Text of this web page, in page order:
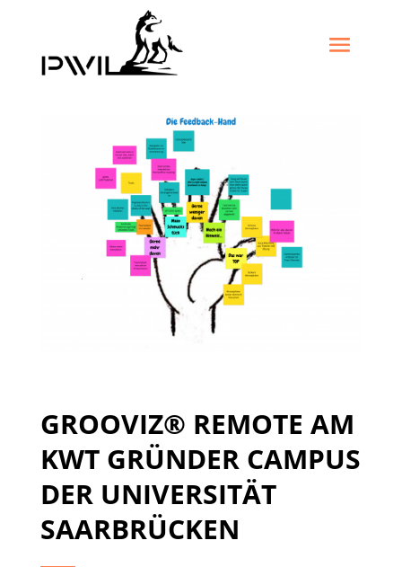
GROOVIZ® REMOTE AM
KWT GRÜNDER CAMPUS
DER UNIVERSITÄT
SAARBRÜCKEN